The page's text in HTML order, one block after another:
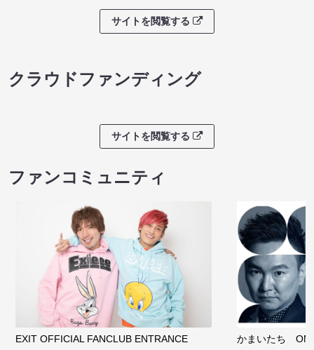
サイトを閲覧する
クラウドファンディング
サイトを閲覧する
ファンコミュニティ
EXIT OFFICIAL FANCLUB ENTRANCE かまいたち